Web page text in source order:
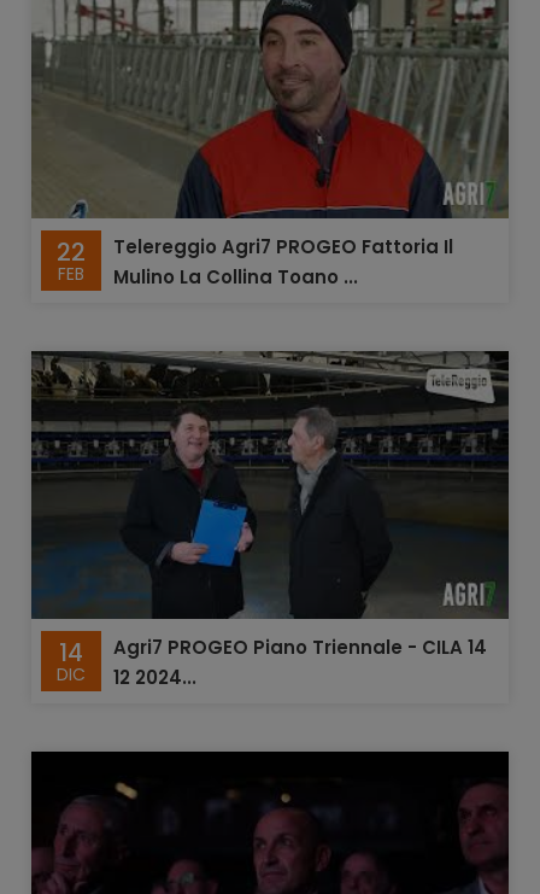
22
FEB
Telereggio Agri7 PROGEO Fattoria Il
Mulino La Collina Toano ...
14
DIC
Agri7 PROGEO Piano Triennale - CILA 14
12 2024...